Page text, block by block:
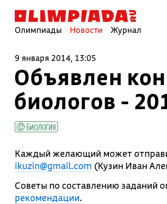
Олимпиады Новости Журнал
9 января 2014, 13:05
Объявлен
биологов -
Биология
Каждый желающий может
ikuzin@gmail.com (Кузин Иван
Советы по составлению заданий
рекомендации.